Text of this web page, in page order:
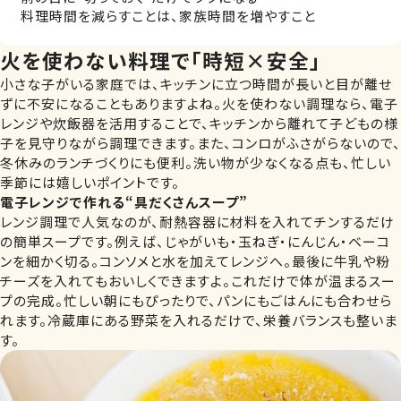
料理時間を減らすことは、家族時間を増やすこと
火を使わない料理で「時短×安全」
小さな子がいる家庭では、キッチンに立つ時間が長いと目が離せ
ずに不安になることもありますよね。火を使わない調理なら、電子
レンジや炊飯器を活用することで、キッチンから離れて子どもの様
子を見守りながら調理できます。また、コンロがふさがらないので、
冬休みのランチづくりにも便利。洗い物が少なくなる点も、忙しい
季節には嬉しいポイントです。
電子レンジで作れる“具だくさんスープ”
レンジ調理で人気なのが、耐熱容器に材料を入れてチンするだけ
の簡単スープです。例えば、じゃがいも・玉ねぎ・にんじん・ベーコ
ンを細かく切る。コンソメと水を加えてレンジへ。最後に牛乳や粉
チーズを入れてもおいしくできますよ。これだけで体が温まるスー
プの完成。忙しい朝にもぴったりで、パンにもごはんにも合わせら
れます。冷蔵庫にある野菜を入れるだけで、栄養バランスも整いま
す。